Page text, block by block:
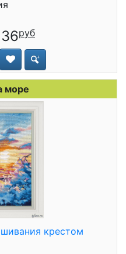
море
крестом